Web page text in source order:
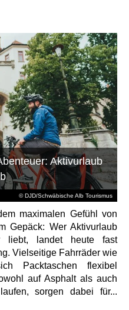
© DJD/Schwäbische Alb Tourismus
Aktivurlaub
maximalen Gefühl von
Gepäck: Wer Aktivurlaub
liebt, landet heute fast
Vielseitige Fahrräder wie
Packtaschen flexibel
auf Asphalt als auch
sorgen dabei für...